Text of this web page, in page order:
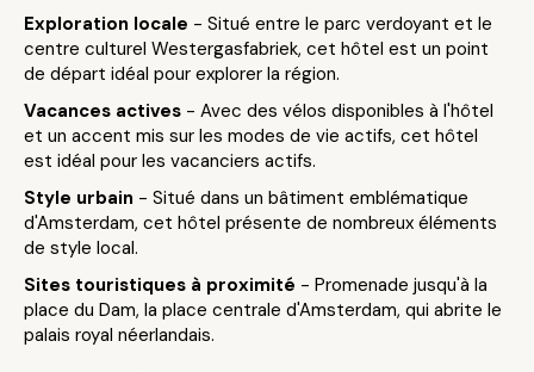
Exploration locale - Situé entre le parc verdoyant et le
centre culturel Westergasfabriek, cet hôtel est un point
de départ idéal pour explorer la région.
Vacances actives - Avec des vélos disponibles à l'hôtel
et un accent mis sur les modes de vie actifs, cet hôtel
est idéal pour les vacanciers actifs.
Style urbain - Situé dans un bâtiment emblématique
d'Amsterdam, cet hôtel présente de nombreux éléments
de style local.
Sites touristiques à proximité - Promenade jusqu'à la
place du Dam, la place centrale d'Amsterdam, qui abrite le
palais royal néerlandais.